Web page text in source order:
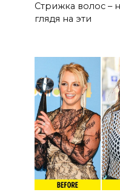
Стрижка волос –
глядя на эти